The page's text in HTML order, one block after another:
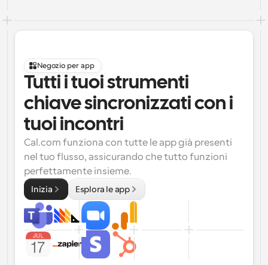
Negozio per app
Tutti i tuoi strumenti
chiave sincronizzati con i
tuoi incontri
Cal.com funziona con tutte le app già presenti
nel tuo flusso, assicurando che tutto funzioni
perfettamente insieme.
Inizia Esplora le app